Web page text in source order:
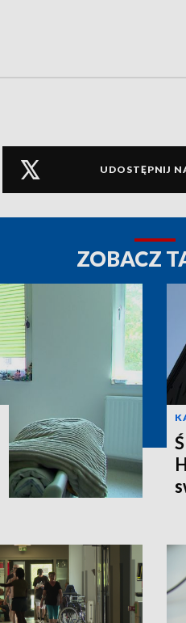
UDOSTĘPNIJ
ZOBACZ